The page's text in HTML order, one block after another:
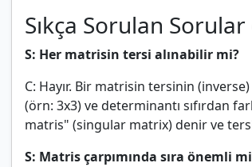
Sıkça Sorulan Sorular
S: Her matrisin tersi alınabilir mi?
C: Hayır. Bir matrisin tersinin
(örn: 3x3) ve determinantı sıfırdan
matris" (singular matrix) denir ve
S: Matris çarpımında sıra önemli